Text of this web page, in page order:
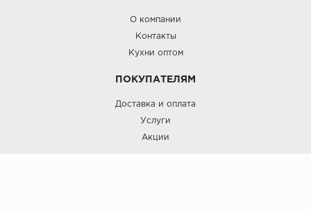
О компании
Контакты
Кухни оптом
ПОКУПАТЕЛЯМ
Доставка и оплата
Услуги
Акции